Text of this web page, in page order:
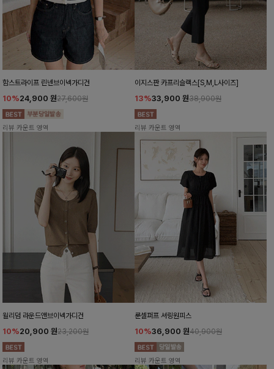
함스트라이프 린넨브이넥가디건
10%24,900 원27,600원
리뷰 카운트 영역
이지스판 카프리슬랙스[S,M,L사이즈]
13%33,900 원38,900원
리뷰 카운트 영역
윌리덤 라운드앤브이넥가디건
10%20,900 원23,200원
리뷰 카운트 영역
룬셀퍼프 셔링원피스
10%36,900 원40,900원
리뷰 카운트 영역